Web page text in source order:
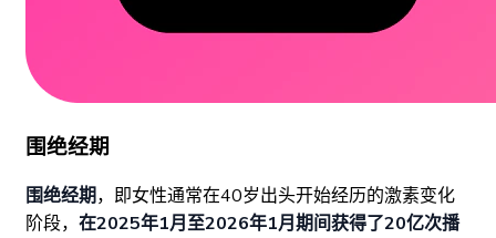
围绝经期
围绝经期，即女性通常在40岁出头开始经历的激素变化
阶段， 在2025年1月至2026年1月期间获得了20亿次播